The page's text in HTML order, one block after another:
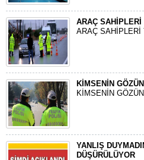
ARAÇ SAHİPLERİ
ARAÇ SAHİPLERİ
KİMSENİN
KİMSENİN
YANLIŞ
DÜŞÜRÜLÜYOR